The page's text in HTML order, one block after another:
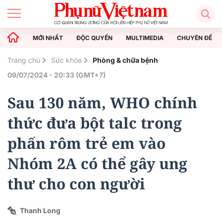
MỚI NHẤT ĐỘC QUYỀN MULTIMEDIA CHUYÊN ĐỀ
Trang chủ Sức khỏe
Phòng & chữa bệnh
09/07/2024 - 20:33 (GMT+7)
Sau 130 năm, WHO chính
thức đưa bột talc trong
phấn rôm trẻ em vào
Nhóm 2A có thể gây ung
thư cho con người
Thanh Long